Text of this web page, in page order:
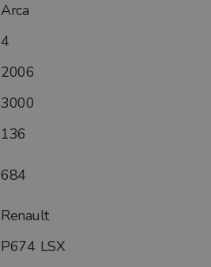
Arca
4
2006
3000
136
684
Renault
P674 LSX